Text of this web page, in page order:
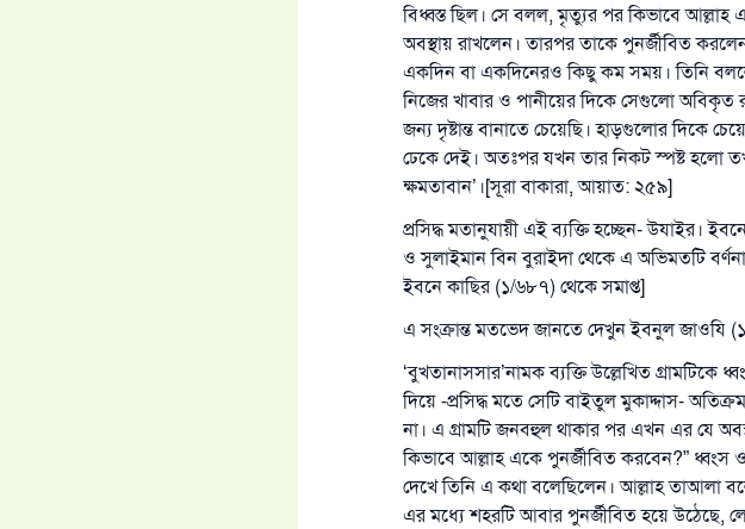
বিধ্বস্ত ছিল। সে বলল, মৃত্যুর পর কিভাবে
অবস্থায় রাখলেন। তারপর তাকে পুনর্জীবিত
একদিন বা একদিনেরও কিছু কম সময়। তিনি
নিজের খাবার ও পানীয়ের দিকে সেগুলো অবিকৃত
জন্য দৃষ্টান্ত বানাতে চেয়েছি। হাড়গুলোর দিকে
ঢেকে দেই। অতঃপর যখন তার নিকট স্পষ্ট হলো
ক্ষমতাবান’।[সূরা বাকারা, আয়াত: ২৫৯]
প্রসিদ্ধ মতানুযায়ী এই ব্যক্তি হচ্ছেন- উযাইর।
ও সুলাইমান বিন বুরাইদা থেকে এ অভিমতটি
ইবনে কাছির (১/৬৮৭) থেকে সমাপ্ত]
এ সংক্রান্ত মতভেদ জানতে দেখুন ইবনুল জাওযি
‘বুখতানাসসার’নামক ব্যক্তি উল্লেখিত গ্রামটিকে
দিয়ে -প্রসিদ্ধ মতে সেটি বাইতুল মুকাদ্দাস-
না। এ গ্রামটি জনবহুল থাকার পর এখন এর যে
কিভাবে আল্লাহ একে পুনর্জীবিত করবেন?” ধ্বংস
দেখে তিনি এ কথা বলেছিলেন। আল্লাহ তাআলা
এর মধ্যে শহরটি আবার পুনর্জীবিত হয়ে উঠেছে,
উত্তর নম্বর
উম্মাহকে উত্তর
রাসূল
যে ব্যক্তি সৎ কর্মের পথ